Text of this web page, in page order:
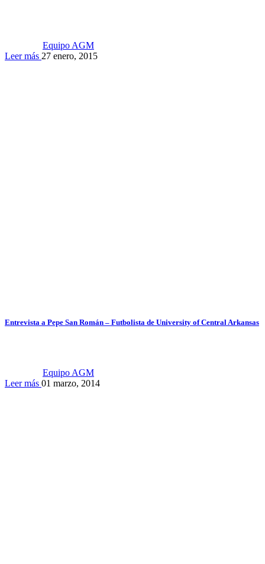
Equipo AGM
Leer más 27 enero, 2015
Entrevista a Pepe San Román – Futbolista de University of Central Arkansas
Equipo AGM
Leer más 01 marzo, 2014